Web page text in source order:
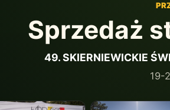
Sprzedaż
49. SKIERNIEWICKIE
19-